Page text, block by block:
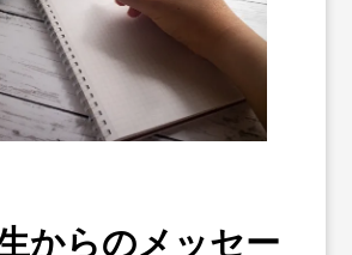
からのメッセー